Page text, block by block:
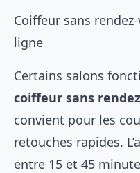
Coiffeur sans
ligne
Certains salons
coiffeur sans
convient pour les
retouches rapides.
entre 15 et 45